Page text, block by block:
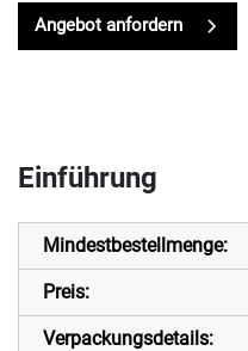
Angebot anfordern
Einführung
Mindestbestellmenge:
Preis:
Verpackungsdetails: